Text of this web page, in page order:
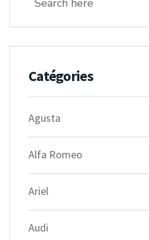
Catégories
Agusta
Alfa Romeo
Ariel
Audi